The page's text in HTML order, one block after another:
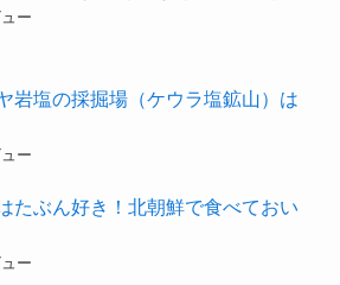
ー
岩塩の採掘場（ケウラ塩鉱山）は
ー
たぶん好き！北朝鮮で食べておい
ー